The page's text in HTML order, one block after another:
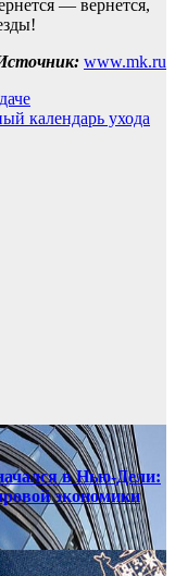
— вернется,
www.mk.ru
календарь ухода
в Нью‑Дели:
экономики